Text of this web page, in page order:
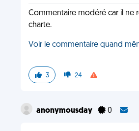
Commentaire modéré car il ne
charte.
Voir le commentaire quand
3 24
anonymousday 0